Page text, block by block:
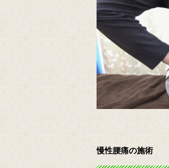
慢性腰痛の施術